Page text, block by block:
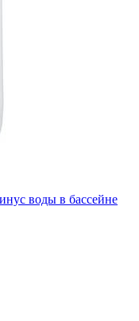
воды в бассейне